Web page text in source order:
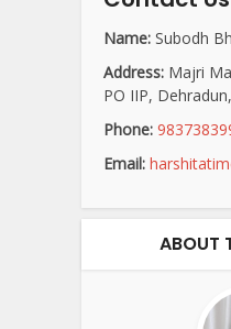
Name: Subodh
Address: Majri
PO IIP,
Phone:
Email:
ABOUT